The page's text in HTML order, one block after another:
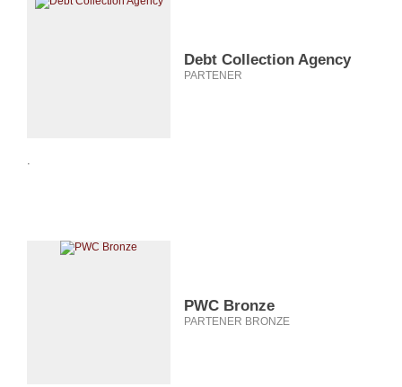
Debt Collection Agency
PARTENER
.
PWC Bronze
PARTENER BRONZE